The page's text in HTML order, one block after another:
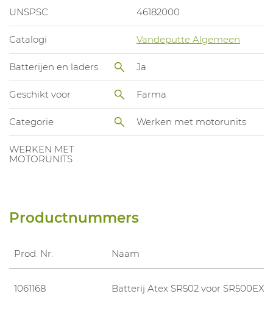
UNSPSC 46182000
Catalogi Vandeputte Algemeen
Batterijen en laders Ja
Geschikt voor Farma
Categorie Werken met motorunits
WERKEN MET
MOTORUNITS
Productnummers
Prod. Nr. Naam
1061168 Batterij Atex SR502 voor SR500EX